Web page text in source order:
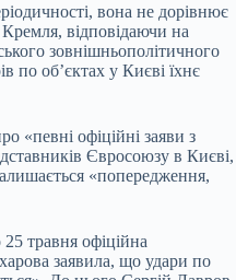
вона не дорівнює
відповідаючи на
зовнішньополітичного
по об’єктах у Києві їхнє
«певні офіційні заяви з
Євросоюзу в Києві,
«попередження,
травня офіційна
заявила, що удари по